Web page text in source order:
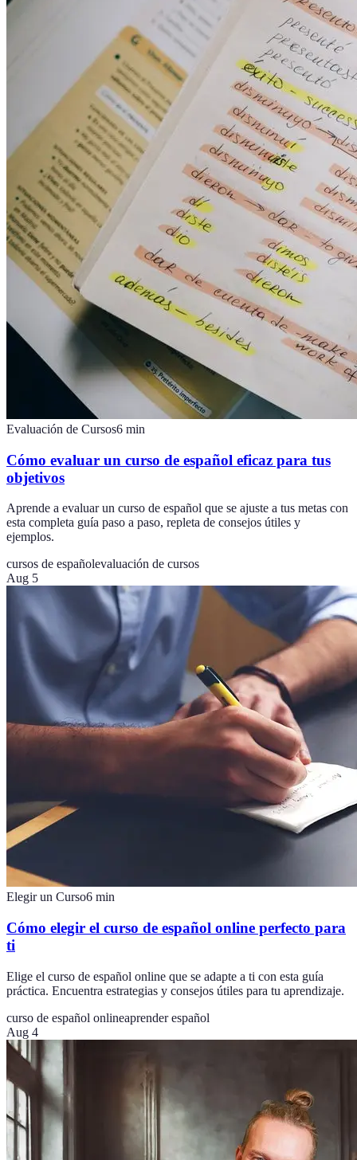
Evaluación de Cursos6 min
Cómo evaluar un curso de español eficaz para tus
objetivos
Aprende a evaluar un curso de español que se ajuste a tus metas con
esta completa guía paso a paso, repleta de consejos útiles y
ejemplos.
cursos de españolevaluación de cursos
Aug 5
Elegir un Curso6 min
Cómo elegir el curso de español online perfecto para
ti
Elige el curso de español online que se adapte a ti con esta guía
práctica. Encuentra estrategias y consejos útiles para tu aprendizaje.
curso de español onlineaprender español
Aug 4